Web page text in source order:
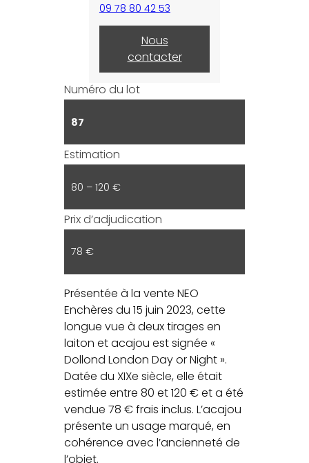
09 78 80 42 53
Nous
contacter
Numéro du lot
87
Estimation
80 – 120 €
Prix d’adjudication
78 €
Présentée à la vente NEO
Enchères du 15 juin 2023, cette
longue vue à deux tirages en
laiton et acajou est signée «
Dollond London Day or Night ».
Datée du XIXe siècle, elle était
estimée entre 80 et 120 € et a été
vendue 78 € frais inclus. L’acajou
présente un usage marqué, en
cohérence avec l’ancienneté de
l’objet.